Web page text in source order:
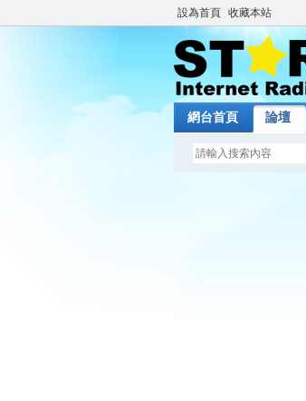
設為首頁 收藏本站
網台首頁 論壇